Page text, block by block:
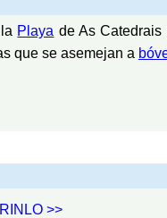
Playa de As Catedrais
que se asemejan a
>>